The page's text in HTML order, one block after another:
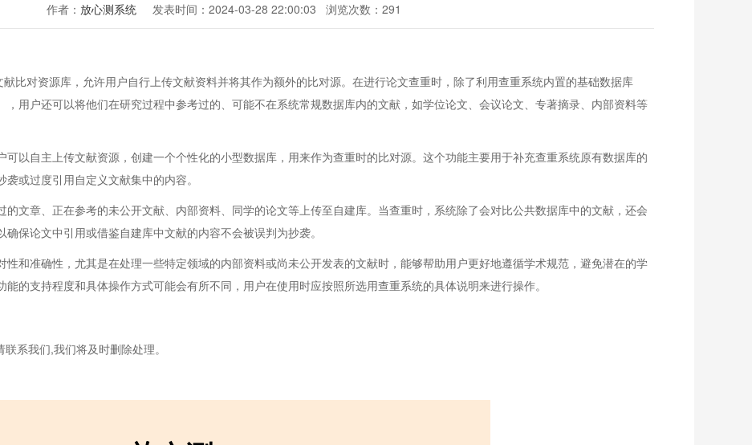
作者： 放心测系统 发表时间：2024-03-28 22:00:03 浏览次数：291
比对资源库，允许用户自行上传文献资料并将其作为额外的比对源。在进行论文查重时，除了利用查重系统内置的基础数据库
，用户还可以将他们在研究过程中参考过的、可能不在系统常规数据库内的文献，如学位论文、会议论文、专著摘录、内部资料等
以自主上传文献资源，创建一个个性化的小型数据库，用来作为查重时的比对源。这个功能主要用于补充查重系统原有数据库的
或过度引用自定义文献集中的内容。
文章、正在参考的未公开文献、内部资料、同学的论文等上传至自建库。当查重时，系统除了会对比公共数据库中的文献，还会
保论文中引用或借鉴自建库中文献的内容不会被误判为抄袭。
和准确性，尤其是在处理一些特定领域的内部资料或尚未公开发表的文献时，能够帮助用户更好地遵循学术规范，避免潜在的学
的支持程度和具体操作方式可能会有所不同，用户在使用时应按照所选用查重系统的具体说明来进行操作。
系我们,我们将及时删除处理。